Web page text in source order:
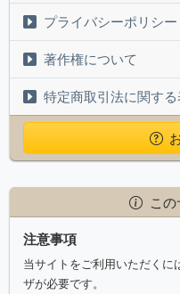
プライバシーポリシー
著作権について
特定商取引法に関す
こ
注意事項
当サイトをご利用いただく
ザが必要です。